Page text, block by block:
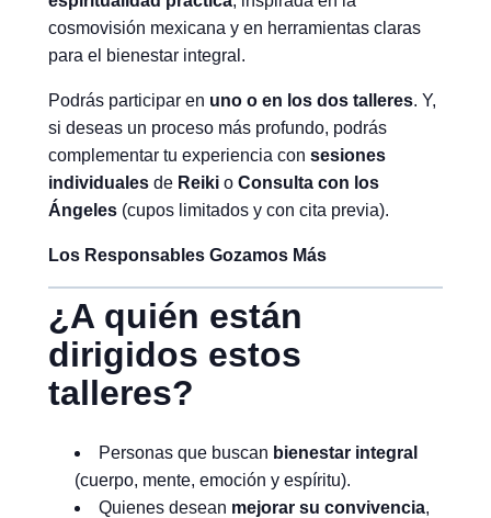
cosmovisión mexicana y en herramientas claras
para el bienestar integral.
Podrás participar en uno o en los dos talleres. Y,
si deseas un proceso más profundo, podrás
complementar tu experiencia con sesiones
individuales de Reiki o Consulta con los
Ángeles (cupos limitados y con cita previa).
Los Responsables Gozamos Más
¿A quién están
dirigidos estos
talleres?
Personas que buscan bienestar integral
(cuerpo, mente, emoción y espíritu).
Quienes desean mejorar su convivencia,